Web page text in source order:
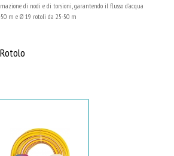
di nodi e di torsioni, garantendo il flusso d'acqua
m e Ø 19 rotoli da 25-50 m